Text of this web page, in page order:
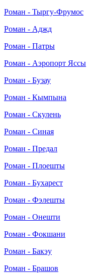
Роман - Тыргу-Фрумос
Роман - Аджд
Роман - Патры
Роман - Аэропорт Яссы
Роман - Бузау
Роман - Кымпына
Роман - Скулень
Роман - Синая
Роман - Предал
Роман - Плоешты
Роман - Бухарест
Роман - Фэлешты
Роман - Онешти
Роман - Фокшани
Роман - Бакэу
Роман - Брашов